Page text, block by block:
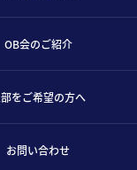
OB会のご紹介
部をご希望の方へ
お問い合わせ